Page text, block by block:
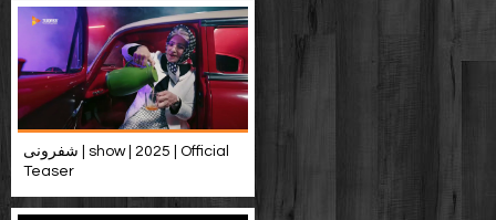
شفرونی | show | 2025 | Official
Teaser